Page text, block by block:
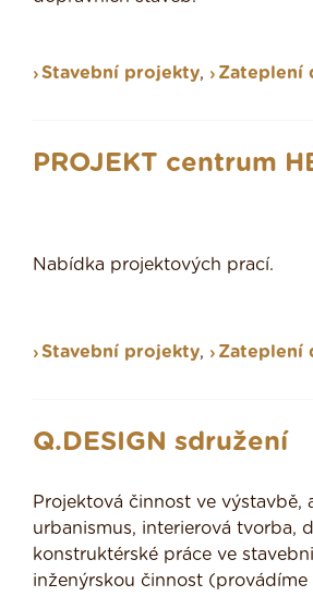
Stavební projekty, Zateplení
PROJEKT centrum
Nabídka projektových prací.
Stavební projekty, Zateplení
Q.DESIGN sdružení
Projektová činnost ve výstavbě,
urbanismus, interierová tvorba,
konstruktérské práce ve
inženýrskou činnost (provádíme